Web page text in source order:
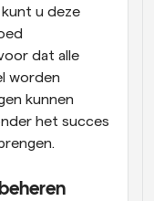
u deze
dat alle
worden
kunnen
het succes